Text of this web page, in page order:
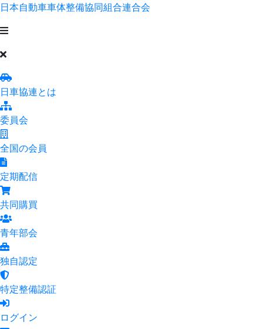
日本自動車車体整備協同組合連合会
日車協連とは
委員会
全国の会員
定期配信
共同購買
青年部会
独自認定
特定整備認証
ログイン